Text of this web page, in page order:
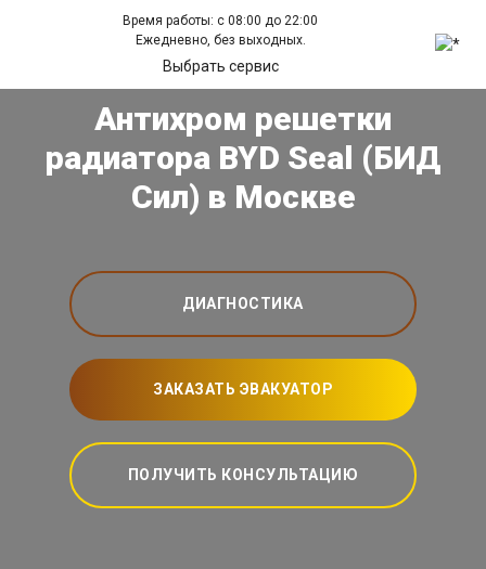
Время работы: с 08:00 до 22:00
Ежедневно, без выходных.
Выбрать сервис
Антихром решетки
радиатора BYD Seal (БИД
Сил) в Москве
ДИАГНОСТИКА
ЗАКАЗАТЬ ЭВАКУАТОР
ПОЛУЧИТЬ КОНСУЛЬТАЦИЮ